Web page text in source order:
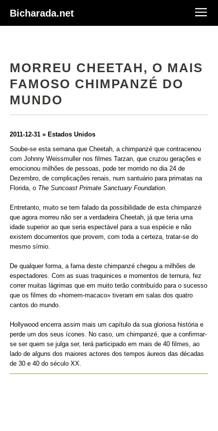
Bicharada.net
MORREU CHEETAH, O MAIS
FAMOSO CHIMPANZÉ DO
MUNDO
2011-12-31 » Estados Unidos
Soube-se esta semana que Cheetah, a chimpanzé que contracenou
com Johnny Weissmuller nos filmes Tarzan, que cruzou gerações e
emocionou milhões de pessoas, pode ter morrido no dia 24 de
Dezembro, de complicações renais, num santuário para primatas na
Florida, o The Suncoast Primate Sanctuary Foundation.
Entretanto, muito se tem falado da possibilidade de esta chimpanzé
que agora morreu não ser a verdadeira Cheetah, já que teria uma
idade superior ao que seria espectável para a sua espécie e não
existem documentos que provem, com toda a certeza, tratar-se do
mesmo símio.
De qualquer forma, a fama deste chimpanzé chegou a milhões de
espectadores. Com as suas traquinices e momentos de ternura, fez
correr muitas lágrimas que em muito terão contribuído para o sucesso
que os filmes do «homem-macaco» tiveram em salas dos quatro
cantos do mundo.
Hollywood encerra assim mais um capítulo da sua gloriosa história e
perde um dos seus ícones. No caso, um chimpanzé, que a confirmar-
se ser quem se julga ser, terá participado em mais de 40 filmes, ao
lado de alguns dos maiores actores dos tempos áureos das décadas
de 30 e 40 do século XX.